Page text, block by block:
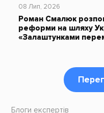
08 Лип, 2026
Роман Смалюк
реформи на шляху
«Залаштунками
Блоги експертів